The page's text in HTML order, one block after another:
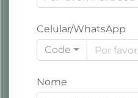
Celular/WhatsApp
Code
Nome